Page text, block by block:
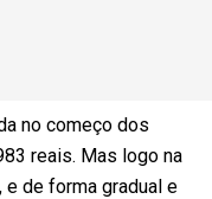
no começo dos
reais. Mas logo na
e de forma gradual e